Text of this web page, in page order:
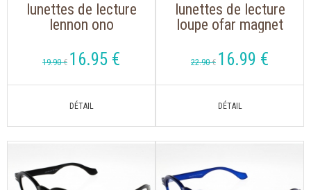
lunettes de lecture
lennon ono
19.90 € 16.95 €
lunettes de lecture
loupe ofar magnet
transparent,
aimanté sur le nez
22.90 € 16.99 €